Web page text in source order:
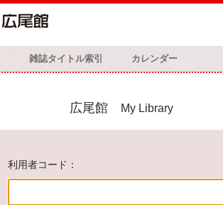
雑誌タイトル索引 カレンダー
広尾館 My Library
利用者コード